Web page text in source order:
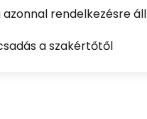
rendelkezésre áll
a szakértőtől